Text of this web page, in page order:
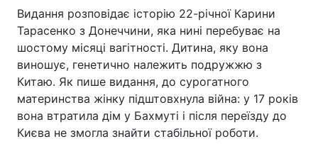
Видання розповідає історію 22-річної Карини
Тарасенко з Донеччини, яка нині перебуває на
шостому місяці вагітності. Дитина, яку вона
виношує, генетично належить подружжю з
Китаю. Як пише видання, до сурогатного
материнства жінку підштовхнула війна: у 17 років
вона втратила дім у Бахмуті і після переїзду до
Києва не змогла знайти стабільної роботи.